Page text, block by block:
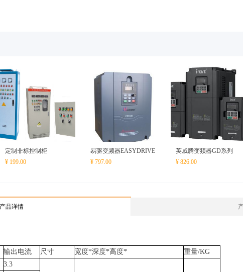
产品详情
输出电流 尺寸 宽度*深度*高度* 重量/KG
3.3
定制非标控制柜
¥ 199.00
易驱变频器EASYDRIVE
¥ 797.00
英威腾变频器GD系列
¥ 826.00